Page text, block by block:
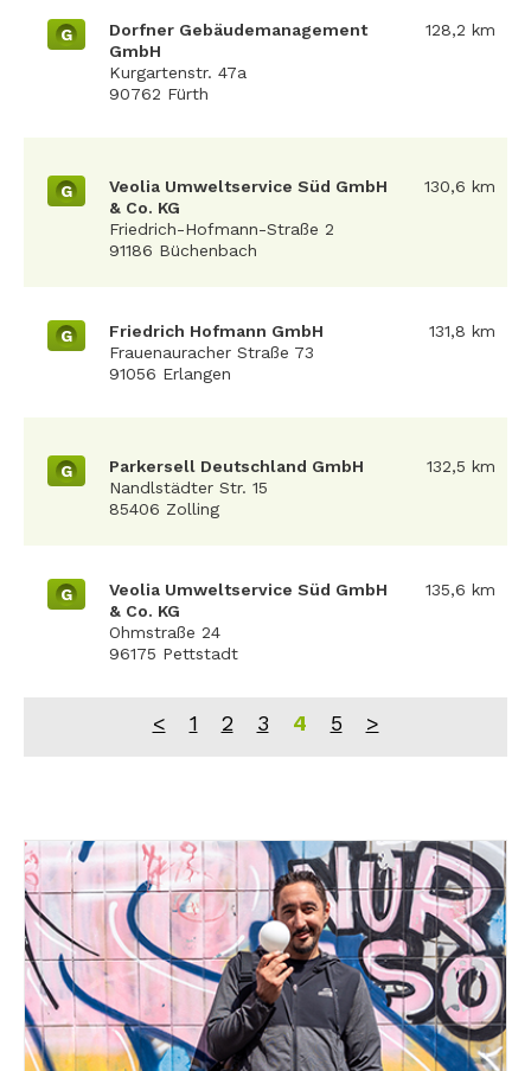
G
Dorfner Gebäudemanagement
GmbH
Kurgartenstr. 47a
90762 Fürth
128,2 km
G
Veolia Umweltservice Süd GmbH
& Co. KG
Friedrich-Hofmann-Straße 2
91186 Büchenbach
130,6 km
G
Friedrich Hofmann GmbH
Frauenauracher Straße 73
91056 Erlangen
131,8 km
G
Parkersell Deutschland GmbH
Nandlstädter Str. 15
85406 Zolling
132,5 km
G
Veolia Umweltservice Süd GmbH
& Co. KG
Ohmstraße 24
96175 Pettstadt
135,6 km
< 1 2 3 4 5 >